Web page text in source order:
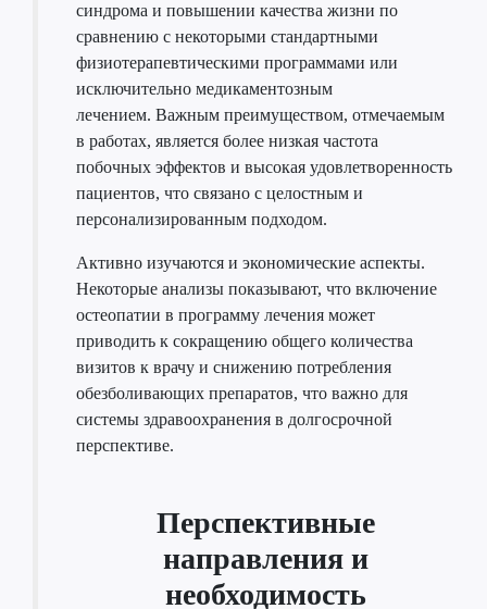
синдрома и повышении качества жизни по
сравнению с некоторыми стандартными
физиотерапевтическими программами или
исключительно медикаментозным
лечением. Важным преимуществом, отмечаемым
в работах, является более низкая частота
побочных эффектов и высокая удовлетворенность
пациентов, что связано с целостным и
персонализированным подходом.
Активно изучаются и экономические аспекты.
Некоторые анализы показывают, что включение
остеопатии в программу лечения может
приводить к сокращению общего количества
визитов к врачу и снижению потребления
обезболивающих препаратов, что важно для
системы здравоохранения в долгосрочной
перспективе.
Перспективные
направления и
необходимость